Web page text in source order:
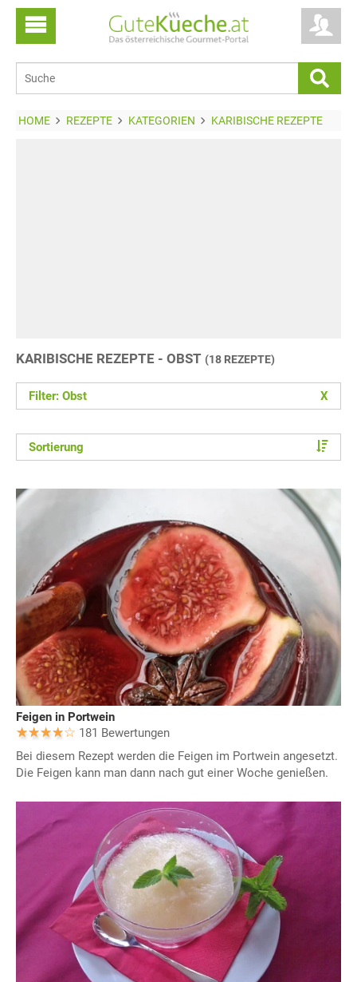
HOME REZEPTE KATEGORIEN KARIBISCHE REZEPTE
KARIBISCHE REZEPTE - OBST (18 REZEPTE)
Filter: Obst X
Sortierung
Feigen in Portwein
181 Bewertungen
Bei diesem Rezept werden die Feigen im Portwein angesetzt.
Die Feigen kann man dann nach gut einer Woche genießen.